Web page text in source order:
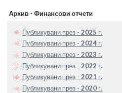
Архив - Финансови отчети
Публикувани през - 2025 г.
Публикувани през - 2024 г.
Публикувани през - 2023 г.
Публикувани през - 2022 г.
Публикувани през - 2021 г.
Публикувани през - 2020 г.